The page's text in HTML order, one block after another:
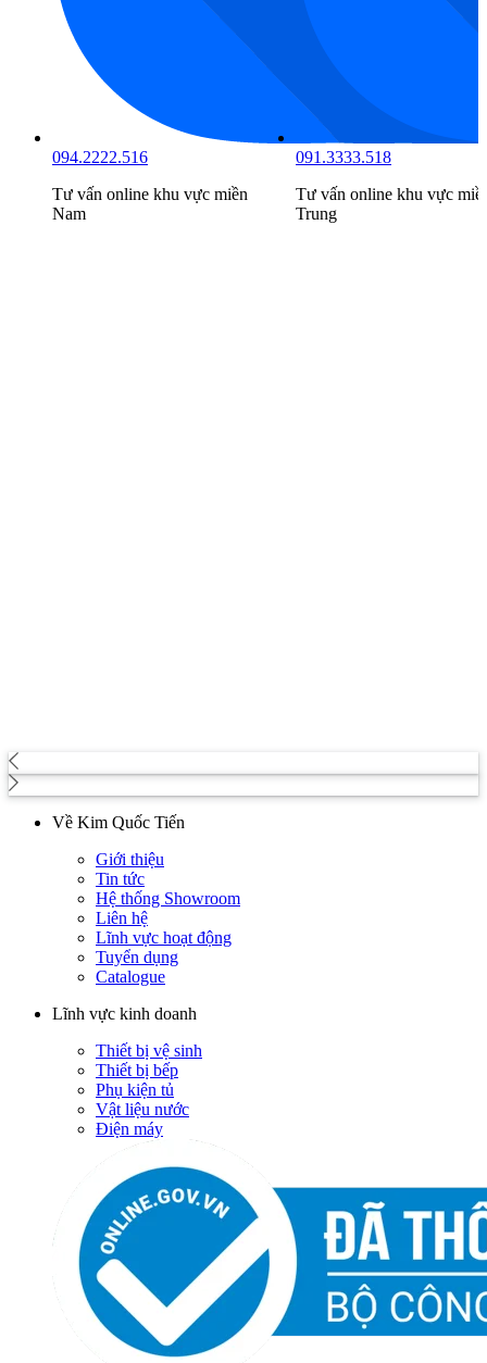
094.2222.516
Tư vấn online khu vực miền
Nam
091.3333.518
Tư vấn online khu vực
Trung
Về Kim Quốc Tiến
Giới thiệu
Tin tức
Hệ thống Showroom
Liên hệ
Lĩnh vực hoạt động
Tuyển dụng
Catalogue
Lĩnh vực kinh doanh
Thiết bị vệ sinh
Thiết bị bếp
Phụ kiện tủ
Vật liệu nước
Điện máy